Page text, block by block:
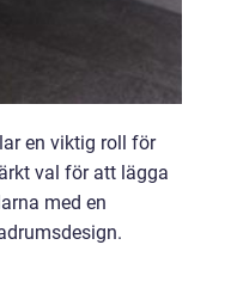
en viktig roll för
val för att lägga
med en